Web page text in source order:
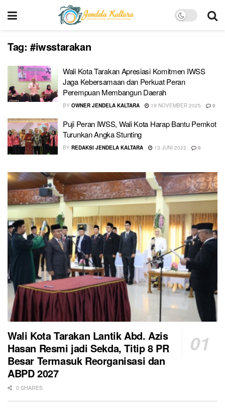
Tag: #iwsstarakan
Wali Kota Tarakan Apresiasi Komitmen IWSS
Jaga Kebersamaan dan Perkuat Peran
Perempuan Membangun Daerah
BY OWNER JENDELA KALTARA 19 NOVEMBER 2025 0
Puji Peran IWSS, Wali Kota Harap Bantu Pemkot
Turunkan Angka Stunting
BY REDAKSI JENDELA KALTARA 13 JUNI 2022 0
Wali Kota Tarakan Lantik Abd. Azis
Hasan Resmi jadi Sekda, Titip 8 PR
Besar Termasuk Reorganisasi dan
ABPD 2027
0 SHARES